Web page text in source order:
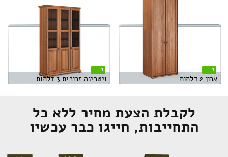
1
ארון 2 דלתות
1
ויטרינה זכוכית 3 דלתות
לקבלת הצעת מחיר ללא כל
התחייבות, חייגו כבר עכשיו